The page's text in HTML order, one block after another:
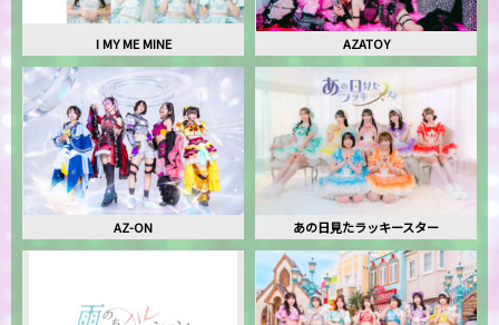
I MY ME MINE AZATOY
AZ-ON あの日見たラッキースター